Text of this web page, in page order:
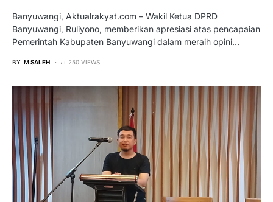
Banyuwangi, Aktualrakyat.com – Wakil Ketua DPRD
Banyuwangi, Ruliyono, memberikan apresiasi atas pencapaian
Pemerintah Kabupaten Banyuwangi dalam meraih opini…
BY M SALEH 250 VIEWS